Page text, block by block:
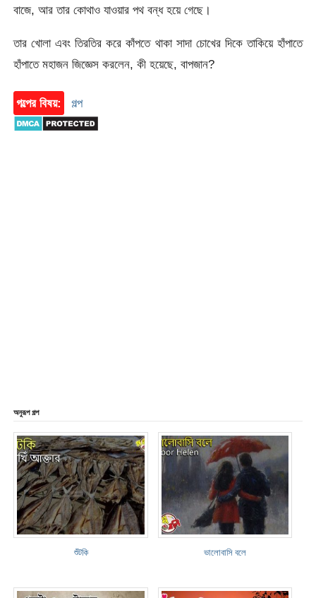
বাজে, আর তার কোথাও যাওয়ার পথ বন্ধ হয়ে গেছে।
তার খোলা এবং তিরতির করে কাঁপতে থাকা সাদা চোখের দিকে তাকিয়ে হাঁপাতে
হাঁপাতে মহাজন জিজ্ঞেস করলেন, কী হয়েছে, বাপজান?
গল্পের বিষয়: গল্প
অনুরূপ গল্প
শুঁটকি ভালোবাসি বলে